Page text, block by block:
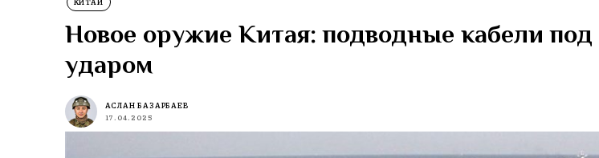
Новое оружие Китая: подводные кабели под
ударом
АСЛАН БАЗАРБАЕВ
17.04.2025